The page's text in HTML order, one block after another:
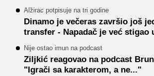
Alžirac potpisuje na tri godine
Dinamo je večeras završio još
transfer - Napadač je već stigao
Nije ostao imun na podcast
Ziljkić reagovao na podcast
"Igrači sa karakterom, a ne..."